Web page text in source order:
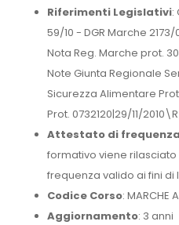
Riferimenti Legislativi:
59/10 - DGR Marche
Nota Reg. Marche prot.
Note Giunta Regionale
Sicurezza Alimentare
Prot. 0732120|29/11/
Attestato di
formativo viene
frequenza valido ai fini di
Codice Corso: MARCHE
Aggiornamento: 3 anni